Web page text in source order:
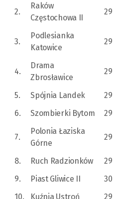
2.
Raków
Częstochowa II
29
3.
Podlesianka
Katowice
29
4.
Drama
Zbrosławice
29
5. Spójnia Landek 29
6.
Szombierki Bytom 29
7.
Polonia Łaziska
Górne
29
8. Ruch Radzionków 29
9.
Piast Gliwice II 30
10.
Kuźnia Ustroń 29